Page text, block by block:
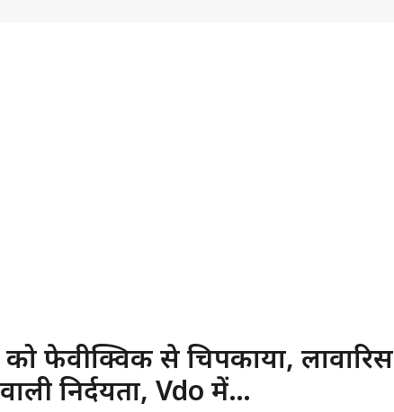
फेवीक्विक से चिपकाया, लावारिस
निर्दयता, Vdo में…